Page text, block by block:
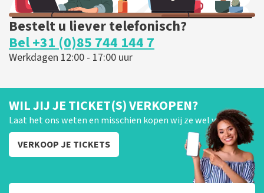
Bestelt u liever telefonisch?
Bel +31 (0)85 744 144 7
Werkdagen 12:00 - 17:00 uur
WIL JIJ JE TICKET(S) VERKOPEN?
Laat het ons weten en misschien kopen wij ze wel van je!
VERKOOP JE TICKETS